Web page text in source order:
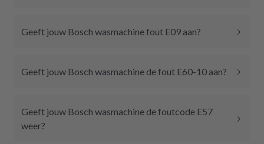
Geeft jouw Bosch wasmachine fout E09 aan?
Geeft jouw Bosch wasmachine de fout E60-10 aan?
Geeft jouw Bosch wasmachine de foutcode E57
weer?